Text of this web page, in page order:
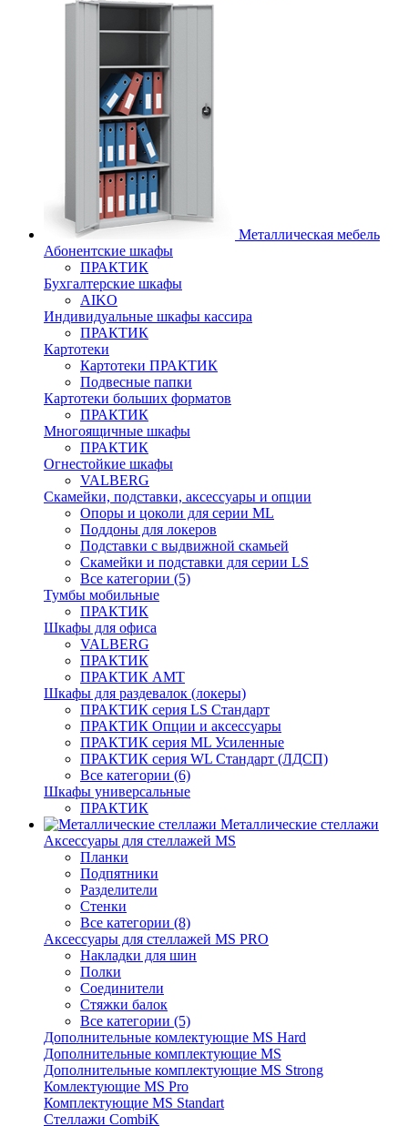
Металлическая мебель
Абонентские шкафы
ПРАКТИК
Бухгалтерские шкафы
AIKO
Индивидуальные шкафы кассира
ПРАКТИК
Картотеки
Картотеки ПРАКТИК
Подвесные папки
Картотеки больших форматов
ПРАКТИК
Многоящичные шкафы
ПРАКТИК
Огнестойкие шкафы
VALBERG
Скамейки, подставки, аксессуары и опции
Опоры и цоколи для серии ML
Поддоны для локеров
Подставки с выдвижной скамьей
Скамейки и подставки для серии LS
Все категории (5)
Тумбы мобильные
ПРАКТИК
Шкафы для офиса
VALBERG
ПРАКТИК
ПРАКТИК AMT
Шкафы для раздевалок (локеры)
ПРАКТИК cерия LS Стандарт
ПРАКТИК Опции и аксессуары
ПРАКТИК серия ML Усиленные
ПРАКТИК серия WL Стандарт (ЛДСП)
Все категории (6)
Шкафы универсальные
ПРАКТИК
Металлические стеллажи
Аксессуары для стеллажей MS
Планки
Подпятники
Разделители
Стенки
Все категории (8)
Аксессуары для стеллажей MS PRO
Накладки для шин
Полки
Соединители
Стяжки балок
Все категории (5)
Дополнительные комлектующие MS Hard
Дополнительные комплектующие MS
Дополнительные комплектующие MS Strong
Комлектующие MS Pro
Комплектующие MS Standart
Стеллажи CombiK